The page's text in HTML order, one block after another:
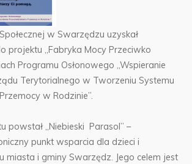
w Swarzędzu uzyskał
projektu „Fabryka Mocy Przeciwko
Programu Osłonowego „Wspieranie
Terytorialnego w Tworzeniu Systemu
w Rodzinie”.
powstał „Niebieski Parasol” –
punkt wsparcia dla dzieci i
miasta i gminy Swarzędz. Jego celem jest